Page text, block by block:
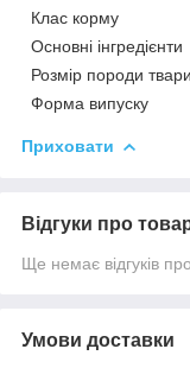
Клас корму
Основні інгредієнти
Розмір породи
Форма випуску
Приховати
Відгуки про
Ще немає відгуків
Умови доставки